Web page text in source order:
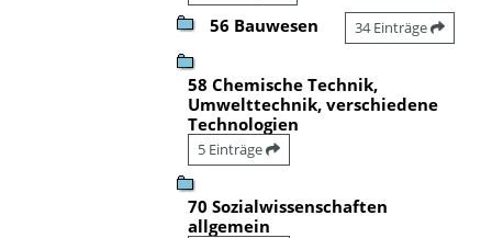
56 Bauwesen 34 Einträge
58 Chemische Technik,
Umwelttechnik, verschiedene
Technologien
5 Einträge
70 Sozialwissenschaften
allgemein